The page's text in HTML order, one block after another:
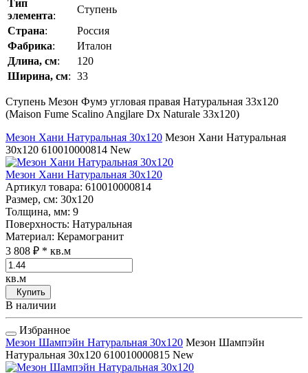
Тип
элемента:
Ступень
Страна:
Россия
Фабрика:
Италон
Длина, см:
120
Ширина, см: 33
Ступень Мезон Фумэ угловая правая Натуральная 33x120
(Maison Fume Scalino Angjlare Dх Naturale 33x120)
Мезон Хани Натуральная 30x120 Мезон Хани Натуральная
30x120 610010000814 New
Мезон Хани Натуральная 30x120
Артикул товара: 610010000814
Размер, см: 30x120
Толщина, мм: 9
Поверхность: Натуральная
Материал: Керамогранит
3 808 ₽ * кв.м
кв.м
Купить
В наличии
Избранное
Мезон Шампэйн Натуральная 30x120 Мезон Шампэйн
Натуральная 30x120 610010000815 New